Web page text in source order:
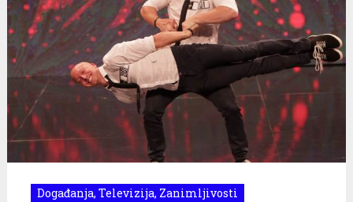
Događanja, Televizija, Zanimljivosti